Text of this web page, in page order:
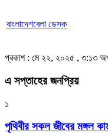
বাংলাদেশবেলা ডেস্ক
প্রকাশ : মে ২২, ২০২৫ , ৩:১৩
এ সপ্তাহের জনপ্রিয়
১
পৃথিবীর সকল জীবের মঙ্গল